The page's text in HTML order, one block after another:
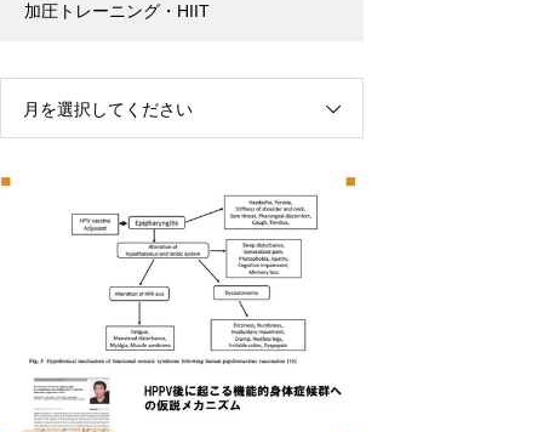
加圧トレーニング・HIIT
月を選択してください